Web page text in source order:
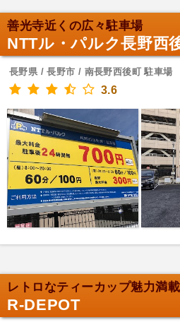
善光寺近くの広々駐車場
NTTル・パルク長野西
長野県 / 長野市 / 南長野西後町 駐車場
3.6
レトロなティーカップ魅力満載
R-DEPOT